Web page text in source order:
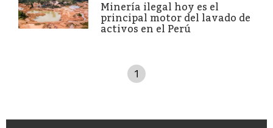
Minería ilegal hoy es el
principal motor del lavado de
activos en el Perú
1